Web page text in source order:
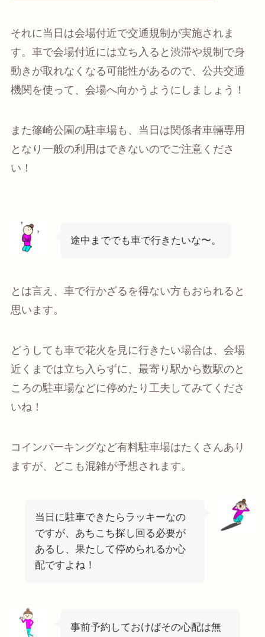
それに当日は会場付近で交通規制が実施されま
す。車で会場付近には立ち入ると渋滞や規制で身
動きが取れなくなる可能性があるので、公共交通
機関を使って、会場へ向かうようにしましょう！
また篠崎公園の駐車場も、当日は関係者車輛専用
となり一般の利用はできないのでご注意くださ
い！
途中まででも車で行きたいな〜。
とは言え、車で行かざるを得ない方もおられると
思います。
どうしても車で花火を見に行きたい場合は、会場
近くまでは立ち入らずに、最寄り駅から数駅のと
ころの駐車場などに停めたり工夫してみてくださ
いね！
コインパーキングなど有料駐車場はたくさんあり
ますが、どこも混雑が予想されます。
当日に駐車できたらラッキーなの
ですが、あちこち探し回る必要が
あるし、果たして停められるか心
配ですよね！
事前予約しておけばその心配は無